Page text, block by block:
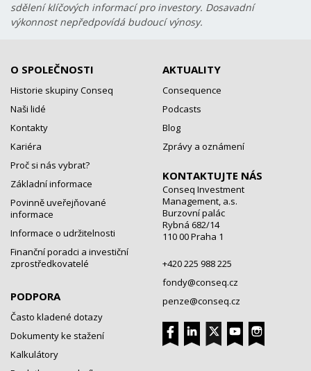
sdělení klíčových informací pro investory. Dosavadní
výkonnost nepředpovídá budoucí výnosy.
O SPOLEČNOSTI
Historie skupiny Conseq
Naši lidé
Kontakty
Kariéra
Proč si nás vybrat?
Základní informace
Povinně uveřejňované
informace
Informace o udržitelnosti
Finanční poradci a investiční
zprostředkovatelé
PODPORA
Často kladené dotazy
Dokumenty ke stažení
Kalkulátory
AKTUALITY
Consequence
Podcasts
Blog
Zprávy a oznámení
KONTAKTUJTE NÁS
Conseq Investment
Management, a.s.
Burzovní palác
Rybná 682/14
110 00 Praha 1
+420 225 988 225
fondy@conseq.cz
penze@conseq.cz